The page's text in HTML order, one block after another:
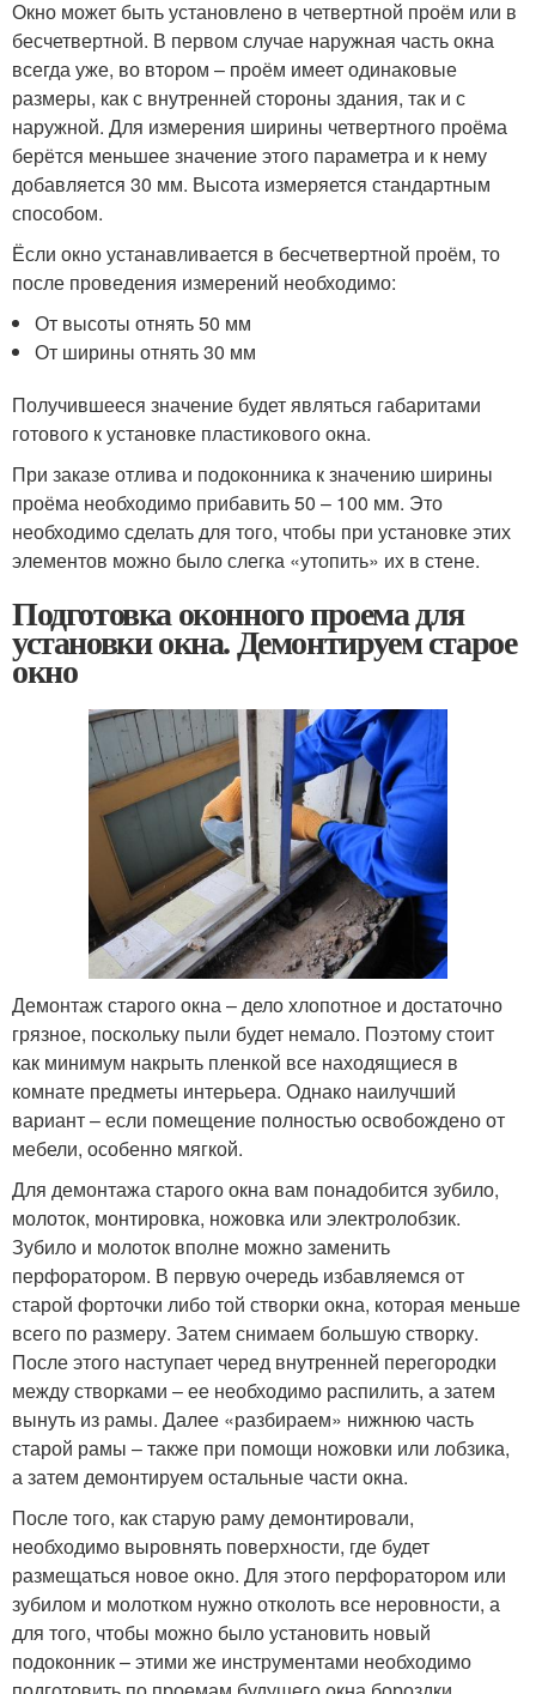
Окно может быть установлено в четвертной проём или в
бесчетвертной. В первом случае наружная часть окна
всегда уже, во втором – проём имеет одинаковые
размеры, как с внутренней стороны здания, так и с
наружной. Для измерения ширины четвертного проёма
берётся меньшее значение этого параметра и к нему
добавляется 30 мм. Высота измеряется стандартным
способом.
Ёсли окно устанавливается в бесчетвертной проём, то
после проведения измерений необходимо:
От высоты отнять 50 мм
От ширины отнять 30 мм
Получившееся значение будет являться габаритами
готового к установке пластикового окна.
При заказе отлива и подоконника к значению ширины
проёма необходимо прибавить 50 – 100 мм. Это
необходимо сделать для того, чтобы при установке этих
элементов можно было слегка «утопить» их в стене.
Подготовка оконного проема для
установки окна. Демонтируем старое
окно
Демонтаж старого окна – дело хлопотное и достаточно
грязное, поскольку пыли будет немало. Поэтому стоит
как минимум накрыть пленкой все находящиеся в
комнате предметы интерьера. Однако наилучший
вариант – если помещение полностью освобождено от
мебели, особенно мягкой.
Для демонтажа старого окна вам понадобится зубило,
молоток, монтировка, ножовка или электролобзик.
Зубило и молоток вполне можно заменить
перфоратором. В первую очередь избавляемся от
старой форточки либо той створки окна, которая меньше
всего по размеру. Затем снимаем большую створку.
После этого наступает черед внутренней перегородки
между створками – ее необходимо распилить, а затем
вынуть из рамы. Далее «разбираем» нижнюю часть
старой рамы – также при помощи ножовки или лобзика,
а затем демонтируем остальные части окна.
После того, как старую раму демонтировали,
необходимо выровнять поверхности, где будет
размещаться новое окно. Для этого перфоратором или
зубилом и молотком нужно отколоть все неровности, а
для того, чтобы можно было установить новый
подоконник – этими же инструментами необходимо